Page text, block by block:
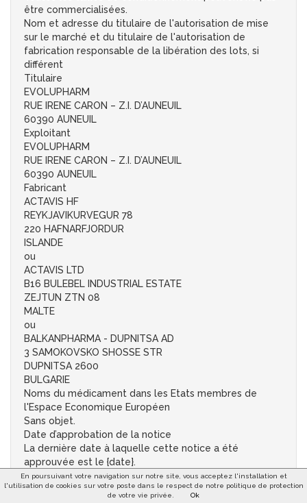
être commercialisées.
Nom et adresse du titulaire de l'autorisation de mise
sur le marché et du titulaire de l'autorisation de
fabrication responsable de la libération des lots, si
différent
Titulaire
EVOLUPHARM
RUE IRENE CARON – Z.I. D’AUNEUIL
60390 AUNEUIL
Exploitant
EVOLUPHARM
RUE IRENE CARON – Z.I. D’AUNEUIL
60390 AUNEUIL
Fabricant
ACTAVIS HF
REYKJAVIKURVEGUR 78
220 HAFNARFJORDUR
ISLANDE
ou
ACTAVIS LTD
B16 BULEBEL INDUSTRIAL ESTATE
ZEJTUN ZTN 08
MALTE
ou
BALKANPHARMA - DUPNITSA AD
3 SAMOKOVSKO SHOSSE STR
DUPNITSA 2600
BULGARIE
Noms du médicament dans les Etats membres de
l'Espace Economique Européen
Sans objet.
Date d’approbation de la notice
La dernière date à laquelle cette notice a été
approuvée est le {date}.
AMM sous circonstances exceptionnelles
Sans objet.
En poursuivant votre navigation sur notre site, vous acceptez l'installation et
l'utilisation de cookies sur votre poste dans le respect de notre politique de protection
de votre vie privée.
Ok